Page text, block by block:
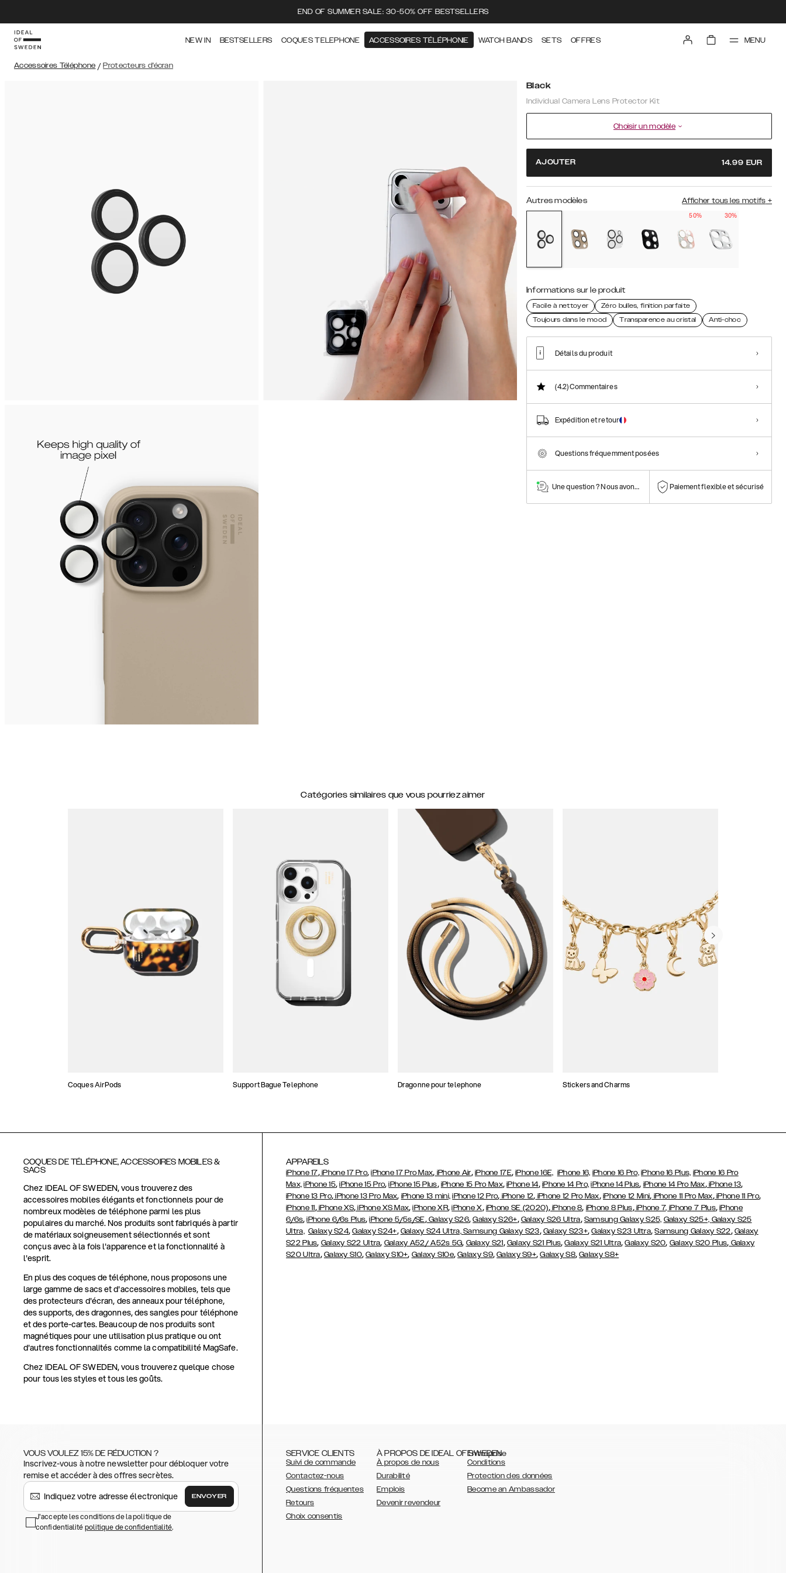
END OF SUMMER SALE: 30-50% OFF BESTSELLERS
NEW IN BESTSELLERS COQUES TELEPHONE ACCESSOIRES TÉLÉPHONIE WATCH BANDS SETS OFFRES MENU
Accessoires Téléphone / Protecteurs d'écran
Black
Individual Camera Lens Protector Kit
Choisir un modèle
AJOUTER 14.99 EUR
Autres modèles Afficher tous les motifs +
50%
30%
Informations sur le produit
Facile à nettoyer
Zéro bulles, finition parfaite
Toujours dans le mood
Transparence au cristal Anti-choc
Détails du produit
(4.2)Commentaires
Expédition et retour
Questions fréquemment posées
Une question ? Nous avons la réponse !Paiement flexible et sécurisé
Catégories similaires que vous pourriez aimer
Coques AirPods Support Bague Telephone Dragonne pour telephone Stickers and Charms
COQUES DE TÉLÉPHONE, ACCESSOIRES MOBILES &
SACS
Chez IDEAL OF SWEDEN, vous trouverez des
accessoires mobiles élégants et fonctionnels pour de
nombreux modèles de téléphone parmi les plus
populaires du marché. Nos produits sont fabriqués à partir
de matériaux soigneusement sélectionnés et sont
conçus avec à la fois l'apparence et la fonctionnalité à
l'esprit.
En plus des coques de téléphone, nous proposons une
large gamme de sacs et d'accessoires mobiles, tels que
des protecteurs d'écran, des anneaux pour téléphone,
des supports, des dragonnes, des sangles pour téléphone
et des porte-cartes. Beaucoup de nos produits sont
magnétiques pour une utilisation plus pratique ou ont
d'autres fonctionnalités comme la compatibilité MagSafe.
Chez IDEAL OF SWEDEN, vous trouverez quelque chose
pour tous les styles et tous les goûts.
APPAREILS
iPhone 17,iPhone 17 Pro,iPhone 17 Pro Max, iPhone Air, iPhone 17E,iPhone 16E, iPhone 16, iPhone 16 Pro, iPhone 16 Plus, iPhone 16 Pro
Max, iPhone 15,iPhone 15 Pro,iPhone 15 Plus, iPhone 15 Pro Max,iPhone 14, iPhone 14 Pro, iPhone 14 Plus, iPhone 14 Pro Max,iPhone 13,
iPhone 13 Pro, iPhone 13 Pro Max, iPhone 13 mini, iPhone 12 Pro, iPhone 12, iPhone 12 Pro Max, iPhone 12 Mini, iPhone 11 Pro Max,iPhone 11 Pro,
iPhone 11,iPhone XS,iPhone XS Max,iPhone XR,iPhone X, iPhone SE (2020),iPhone 8, iPhone 8 Plus,iPhone 7, iPhone 7 Plus,iPhone
6/6s,iPhone 6/6s Plus,iPhone 5/5s/SE,Galaxy S26,Galaxy S26+, Galaxy S26 Ultra, Samsung Galaxy S25, Galaxy S25+, Galaxy S25
Ultra, Galaxy S24,Galaxy S24+, Galaxy S24 Ultra,Samsung Galaxy S23, Galaxy S23+,Galaxy S23 Ultra,Samsung Galaxy S22, Galaxy
S22 Plus, Galaxy S22 Ultra, Galaxy A52/ A52s 5G, Galaxy S21, Galaxy S21 Plus,Galaxy S21 Ultra,Galaxy S20, Galaxy S20 Plus, Galaxy
S20 Ultra, Galaxy S10,Galaxy S10+, Galaxy S10e,Galaxy S9,Galaxy S9+,Galaxy S8,Galaxy S8+
VOUS VOULEZ 15% DE RÉDUCTION ?
Inscrivez-vous à notre newsletter pour débloquer votre
remise et accéder à des offres secrètes.
ENVOYER
J'accepte les conditions de la politique de
confidentialitépolitique de confidentialité.
SERVICE CLIENTS
Suivi de commande
Contactez-nous
Questions fréquentes
Retours
Choix consentis
À PROPOS DE IDEAL OF SWEDEN
À propos de nous
Durabilité
Emplois
Devenir revendeur
Entreprise
Conditions
Protection des données
Become an Ambassador